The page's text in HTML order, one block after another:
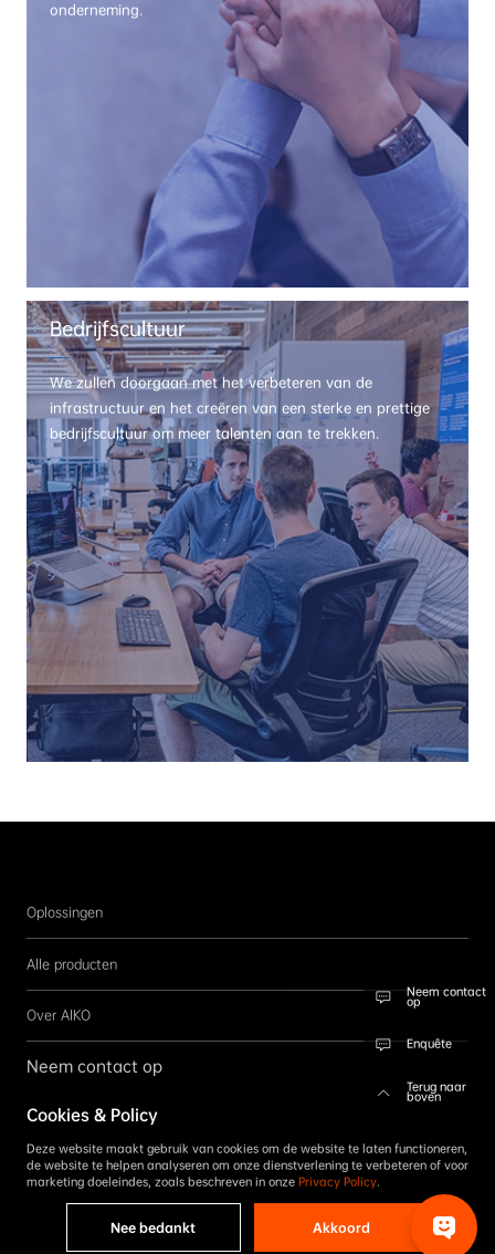
onderneming.
Bedrijfscultuur
We zullen doorgaan met het verbeteren van de
infrastructuur en het creëren van een sterke en prettige
bedrijfscultuur om meer talenten aan te trekken.
Oplossingen
Alle producten
Over AIKO
Neem contact op
Volg ons
Aanmelden
Copyright ©2026 AIKO Holding Alle rechten voorbehouden.
Cookies & Policy
Deze website maakt gebruik van cookies om de website te laten functioneren,
de website te helpen analyseren om onze dienstverlening te verbeteren of voor
marketing doeleindes, zoals beschreven in onze Privacy Policy.
Nee bedankt Akkoord
Neem contact
op
Enquête
Terug naar
boven